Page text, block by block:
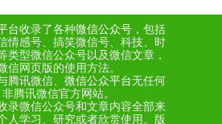
台收录了各种微信公众号 ，包括
情感号、搞笑微信号、科技、时
类型微信公众号以及微信文章，
微信网页版的使用方法。
腾讯微信、 微信公众平台无任何
腾讯微信官方网站。
录微信公众号和文章内容全部来
人学习、研究或者欣赏使用。版